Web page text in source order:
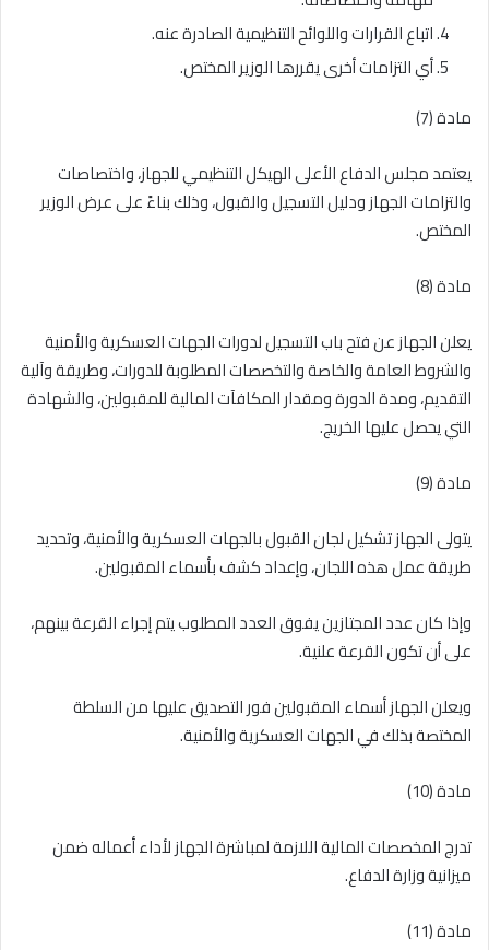
اتباع القرارات واللوائح التنظيمية الصادرة عنه.
أي التزامات أخرى يقررها الوزير المختص.
مادة (7)
يعتمد مجلس الدفاع الأعلى الهيكل التنظيمي للجهاز، واختصاصات
والتزامات الجهاز ودليل التسجيل والقبول، وذلك بناءً على عرض الوزير
المختص.
مادة (8)
يعلن الجهاز عن فتح باب التسجيل لدورات الجهات العسكرية والأمنية
والشروط العامة والخاصة والتخصصات المطلوبة للدورات، وطريقة وآلية
التقديم، ومدة الدورة ومقدار المكافآت المالية للمقبولين، والشهادة
التي يحصل عليها الخريج.
مادة (9)
يتولى الجهاز تشكيل لجان القبول بالجهات العسكرية والأمنية، وتحديد
طريقة عمل هذه اللجان، وإعداد كشف بأسماء المقبولين.
وإذا كان عدد المجتازين يفوق العدد المطلوب يتم إجراء القرعة بينهم،
على أن تكون القرعة علنية.
ويعلن الجهاز أسماء المقبولين فور التصديق عليها من السلطة
المختصة بذلك في الجهات العسكرية والأمنية.
مادة (10)
تدرج المخصصات المالية اللازمة لمباشرة الجهاز لأداء أعماله ضمن
ميزانية وزارة الدفاع.
مادة (11)